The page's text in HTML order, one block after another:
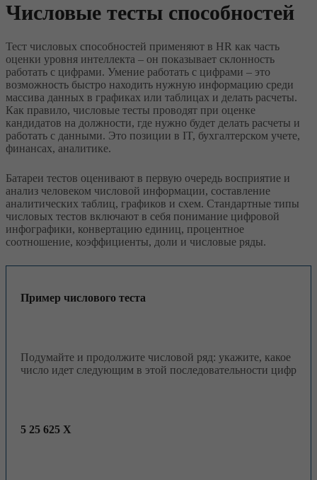
Числовые тесты способностей
Тест числовых способностей применяют в HR как часть
оценки уровня интеллекта – он показывает склонность
работать с цифрами. Умение работать с цифрами – это
возможность быстро находить нужную информацию среди
массива данных в графиках или таблицах и делать расчеты.
Как правило, числовые тесты проводят при оценке
кандидатов на должности, где нужно будет делать расчеты и
работать с данными. Это позиции в IT, бухгалтерском учете,
финансах, аналитике.
Батареи тестов оценивают в первую очередь восприятие и
анализ человеком числовой информации, составление
аналитических таблиц, графиков и схем. Стандартные типы
числовых тестов включают в себя понимание цифровой
инфографики, конвертацию единиц, процентное
соотношение, коэффициенты, доли и числовые ряды.
Пример числового теста
Подумайте и продолжите числовой ряд: укажите, какое
число идет следующим в этой последовательности цифр
5 25 625 X